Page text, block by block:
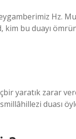
Hz.
kim bu duayı
yaratık zarar
duası